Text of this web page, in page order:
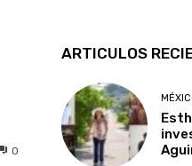
0
ARTICULOS